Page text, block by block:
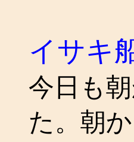
イサキ
今日も
た。朝